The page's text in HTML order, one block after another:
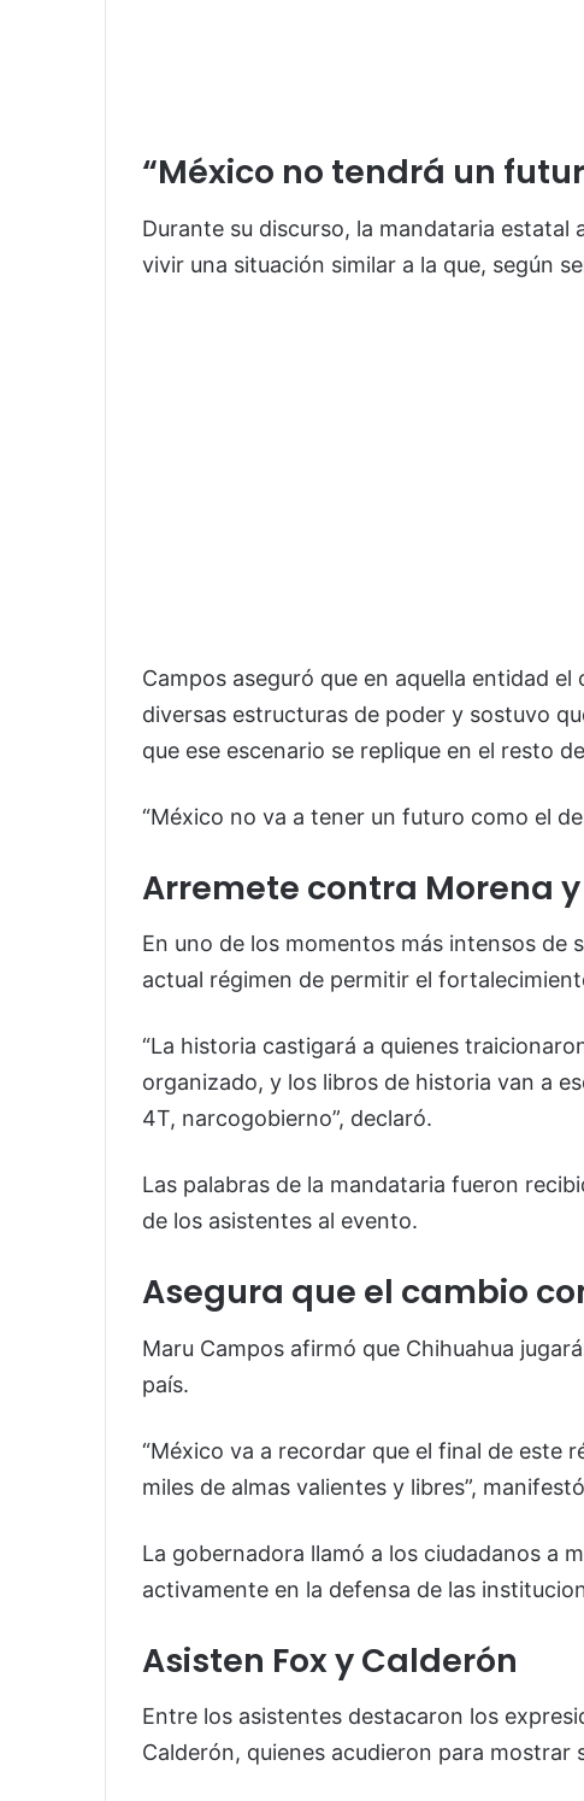
“México no tendrá un
Durante su discurso, la mandataria
vivir una situación similar a la que, según
Campos aseguró que en aquella entidad
diversas estructuras de poder y sostuvo
que ese escenario se replique en el resto
“México no va a tener un futuro como el
Arremete contra Morena
En uno de los momentos más intensos de
actual régimen de permitir el
“La historia castigará a quienes
organizado, y los libros de historia van a
4T, narcogobierno”, declaró.
Las palabras de la mandataria fueron
de los asistentes al evento.
Asegura que el cambio
Maru Campos afirmó que Chihuahua
país.
“México va a recordar que el final de este
miles de almas valientes y libres”,
La gobernadora llamó a los ciudadanos a
activamente en la defensa de las
Asisten Fox y Calderón
Entre los asistentes destacaron los
Calderón, quienes acudieron para mostrar